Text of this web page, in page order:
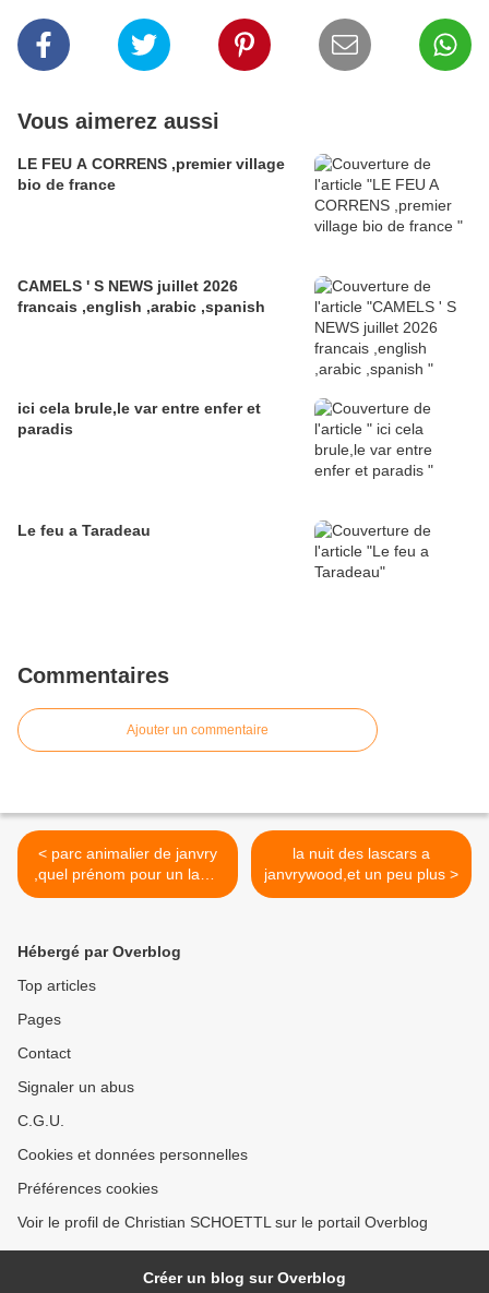
Vous aimerez aussi
LE FEU A CORRENS ,premier village
bio de france
CAMELS ' S NEWS juillet 2026
francais ,english ,arabic ,spanish
ici cela brule,le var entre enfer et
paradis
Le feu a Taradeau
Commentaires
Ajouter un commentaire
< parc animalier de janvry
,quel prénom pour un lama
cracheur
la nuit des lascars a
janvrywood,et un peu plus >
Hébergé par Overblog
Top articles
Pages
Contact
Signaler un abus
C.G.U.
Cookies et données personnelles
Préférences cookies
Voir le profil de Christian SCHOETTL sur le portail Overblog
Créer un blog sur Overblog